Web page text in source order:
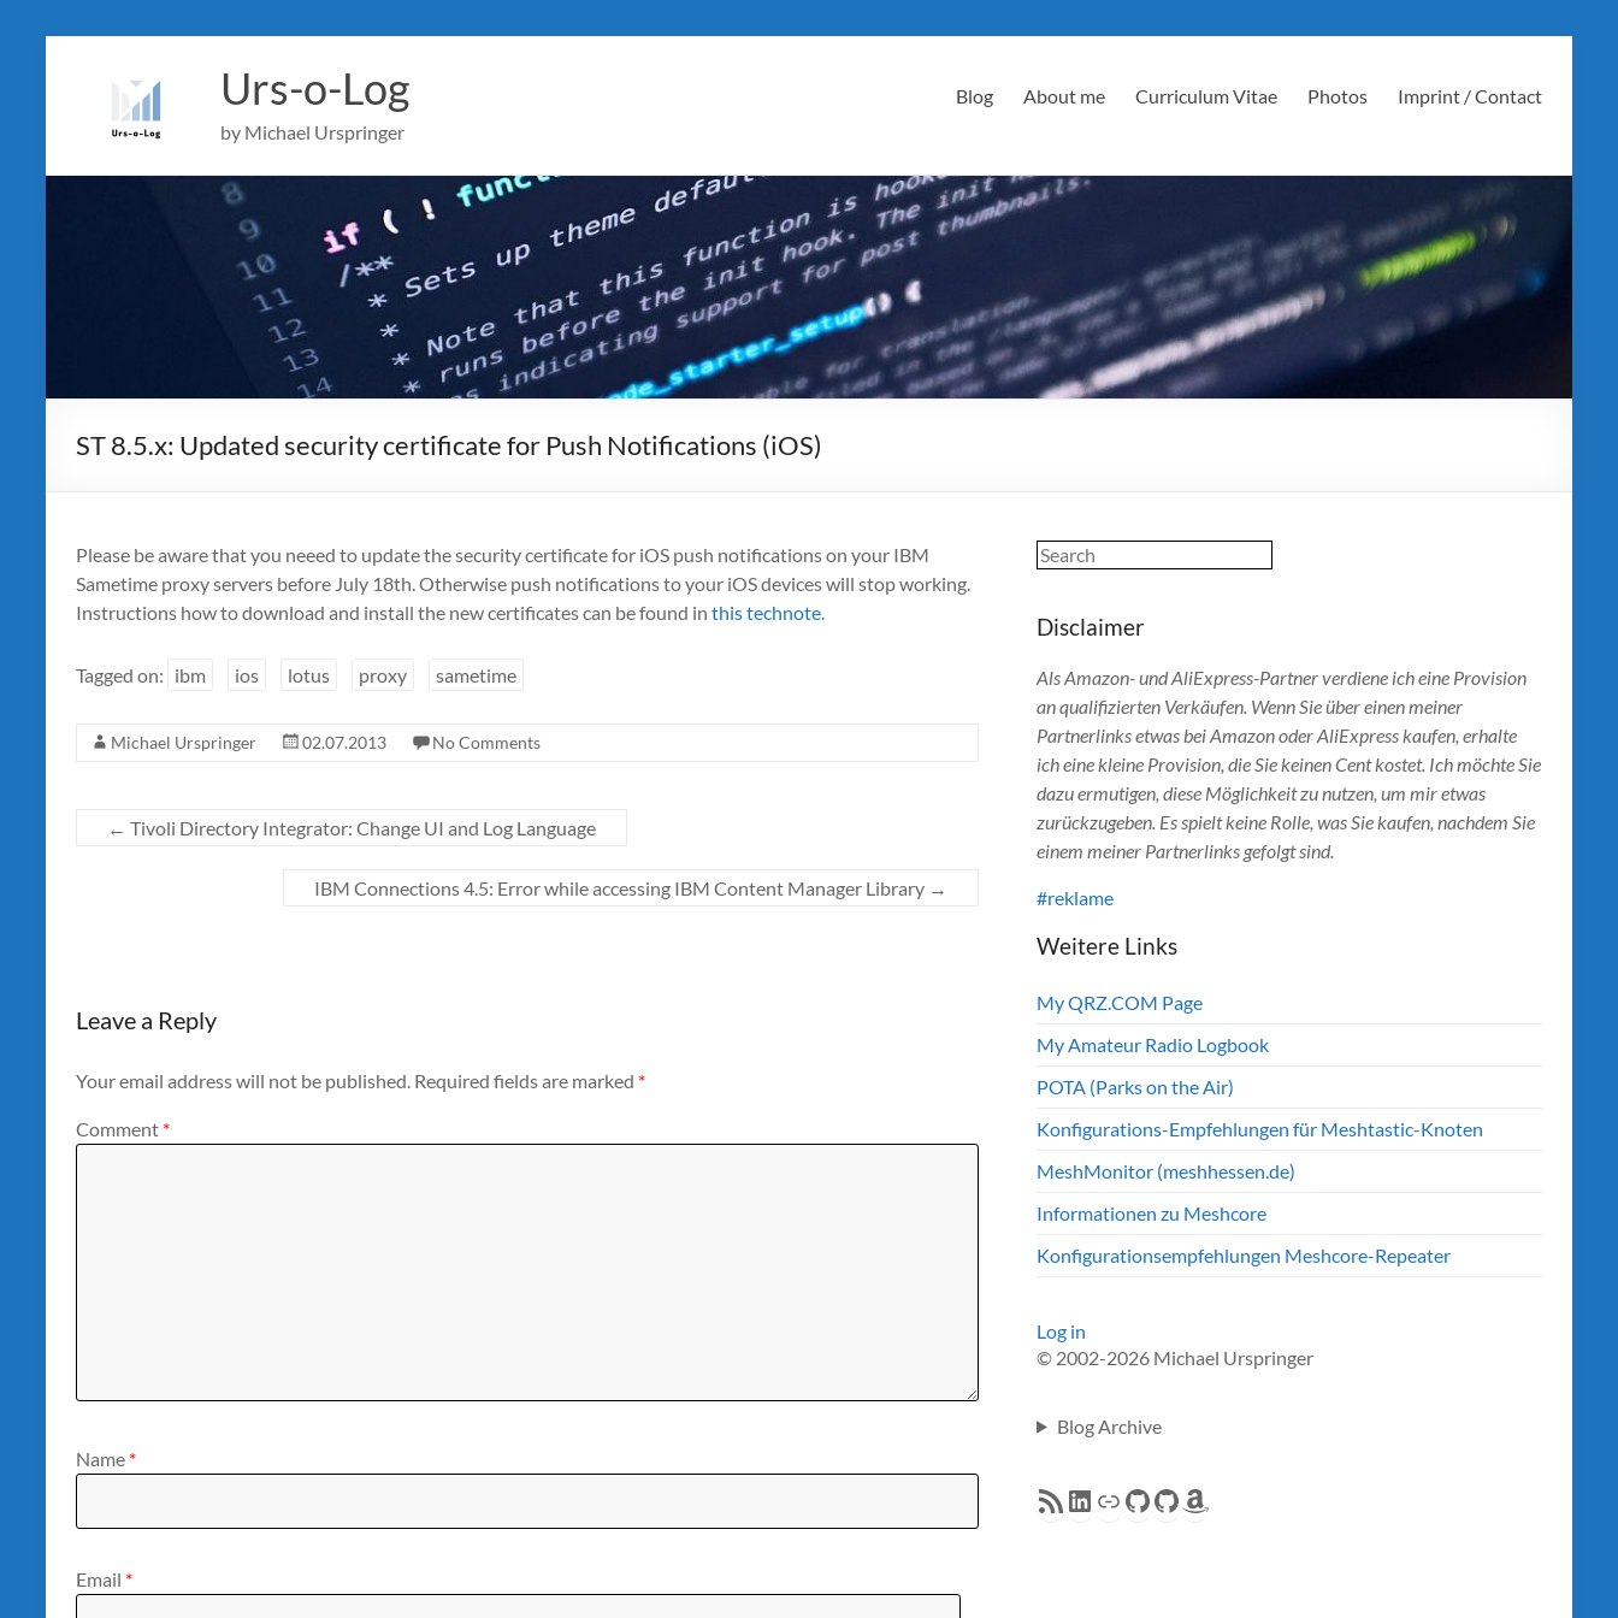
Urs-o-Log
by Michael Urspringer
Blog About me Curriculum Vitae Photos Imprint / Contact
ST 8.5.x: Updated security certificate for Push Notifications (iOS)
Please be aware that you neeed to update the security certificate for iOS push notifications on your IBM
Sametime proxy servers before July 18th. Otherwise push notifications to your iOS devices will stop working.
Instructions how to download and install the new certificates can be found in this technote
Tagged on: ibm ios lotus proxy sametime
Michael Urspringer 02.07.2013 No Comments
← Tivoli Directory Integrator: Change UI and Log Language
IBM Connections 4.5: Error while accessing IBM Content Manager Library →
Leave a Reply
Your email address will not be published. Required fields are marked *
Comment *
Name *
Email *
Search
Disclaimer
Als Amazon- und AliExpress-Partner verdiene ich eine Provision
an qualifizierten Verkäufen. Wenn Sie über einen meiner
Partnerlinks etwas bei Amazon oder AliExpress kaufen, erhalte
ich eine kleine Provision, die Sie keinen Cent kostet. Ich möchte Sie
dazu ermutigen, diese Möglichkeit zu nutzen, um mir etwas
zurückzugeben. Es spielt keine Rolle, was Sie kaufen, nachdem Sie
einem meiner Partnerlinks gefolgt sind.
#reklame
Weitere Links
My QRZ.COM Page
My Amateur Radio Logbook
POTA (Parks on the Air)
Konfigurations-Empfehlungen für Meshtastic-Knoten
MeshMonitor (meshhessen.de)
Informationen zu Meshcore
Konfigurationsempfehlungen Meshcore-Repeater
Log in
© 2002-2026 Michael Urspringer
Blog Archive
RSS FeedLinkedIn
LinkGitHub
GitHub
Amazon